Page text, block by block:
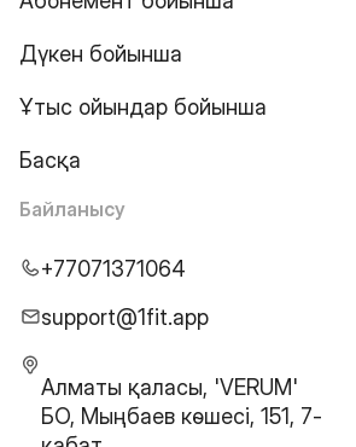
Дүкен бойынша
Ұтыс ойындар бойынша
Басқа
Байланысу
+77071371064
support@1fit.app
Алматы қаласы, 'VERUM'
БО, Мыңбаев көшесі, 151, 7-